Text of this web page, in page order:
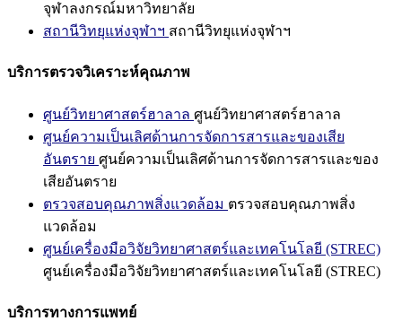
จุฬาลงกรณ์มหาวิทยาลัย
สถานีวิทยุแห่งจุฬาฯ สถานีวิทยุแห่งจุฬาฯ
บริการตรวจวิเคราะห์คุณภาพ
ศูนย์วิทยาศาสตร์ฮาลาล ศูนย์วิทยาศาสตร์ฮาลาล
ศูนย์ความเป็นเลิศด้านการจัดการสารและของเสีย
อันตราย ศูนย์ความเป็นเลิศด้านการจัดการสารและของ
เสียอันตราย
ตรวจสอบคุณภาพสิ่งแวดล้อม ตรวจสอบคุณภาพสิ่ง
แวดล้อม
ศูนย์เครื่องมือวิจัยวิทยาศาสตร์และเทคโนโลยี (STREC)
ศูนย์เครื่องมือวิจัยวิทยาศาสตร์และเทคโนโลยี (STREC)
บริการทางการแพทย์